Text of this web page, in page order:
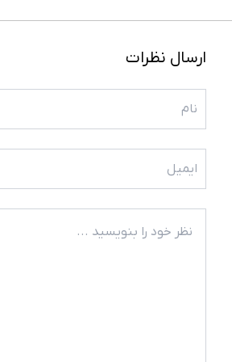
ارسال نظرات